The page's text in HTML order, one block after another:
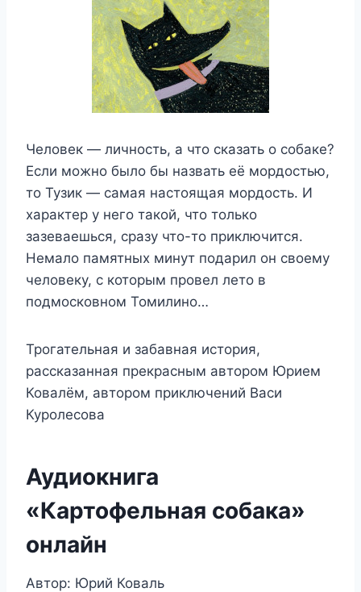
Человек — личность, а что сказать о собаке?
Если можно было бы назвать её мордостью,
то Тузик — самая настоящая мордость. И
характер у него такой, что только
зазеваешься, сразу что-то приключится.
Немало памятных минут подарил он своему
человеку, с которым провел лето в
подмосковном Томилино…
Трогательная и забавная история,
рассказанная прекрасным автором Юрием
Ковалём, автором приключений Васи
Куролесова
Аудиокнига
«Картофельная собака»
онлайн
Автор: Юрий Коваль